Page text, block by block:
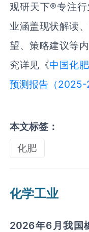
观研天下®专注
业涵盖现状解读
望、策略建议等
究详见《中国化
预测报告（2025-
本文标签：
化肥
化学工业
2026年6月我国